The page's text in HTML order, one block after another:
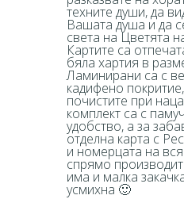
техните души, да
Вашата душа и да
света на Цветята
Картите са
бяла хартия в
Ламинирани са с
кадифено
почистите при
комплект са с
удобство, а за
отделна карта с
и номерцата на
спрямо
има и малка
усмихна 🙂